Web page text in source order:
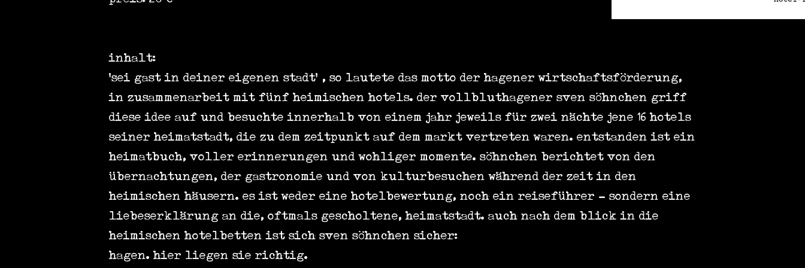
inhalt:
'sei gast in deiner eigenen stadt'‹, so lautete das motto der hagener wirtschaftsförderung,
in zusammenarbeit mit fünf heimischen hotels. der vollbluthagener sven söhnchen griff
diese idee auf und besuchte innerhalb von einem jahr jeweils für zwei nächte jene 16 hotels
seiner heimatstadt, die zu dem zeitpunkt auf dem markt vertreten waren. entstanden ist ein
heimatbuch, voller erinnerungen und wohliger momente. söhnchen berichtet von den
übernachtungen, der gastronomie und von kulturbesuchen während der zeit in den
heimischen häusern. es ist weder eine hotelbewertung, noch ein reiseführer - sondern eine
liebeserklärung an die, oftmals gescholtene, heimatstadt. auch nach dem blick in die
heimischen hotelbetten ist sich sven söhnchen sicher:
hagen. hier liegen sie richtig.